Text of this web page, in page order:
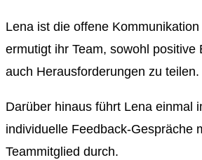
Lena ist die offene
ermutigt ihr Team, sowohl positive
auch Herausforderungen zu teilen.
Darüber hinaus führt Lena einmal
individuelle Feedback-Gespräche
Teammitglied durch.